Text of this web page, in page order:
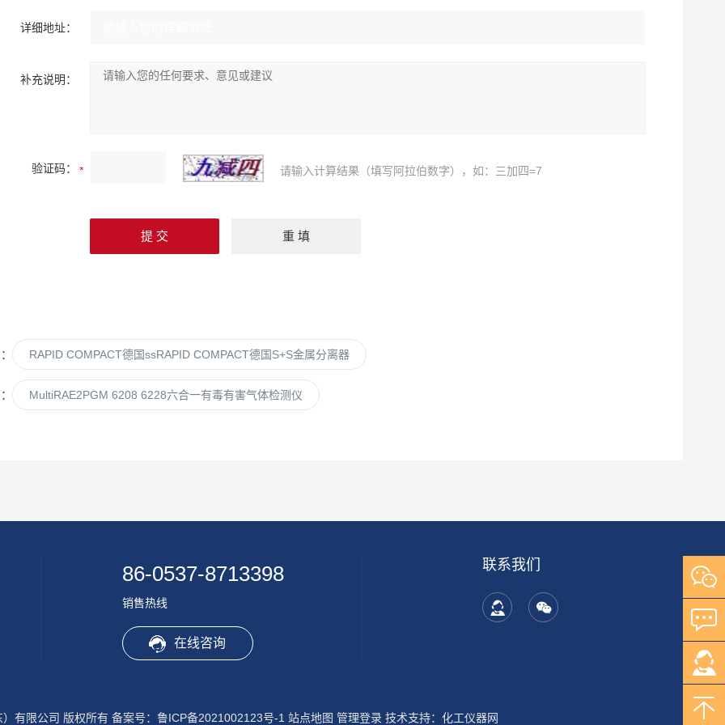
详细地址：
补充说明：
验证码： 请输入计算结果（填写阿拉伯数字），如：三加四=7
RAPID COMPACT德国ssRAPID COMPACT德国S+S金属分离器
MultiRAE2PGM 6208 6228六合一有毒有害气体检测仪
86-0537-8713398
销售热线
在线咨询
联系我们
有限公司 版权所有 备案号：鲁ICP备2021002123号-1 站点地图 管理登录 技术支持： 化工仪器网